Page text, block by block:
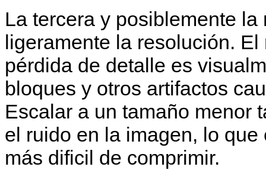
La tercera y posiblemente
ligeramente la resolución.
pérdida de detalle es
bloques y otros artifactos
Escalar a un tamaño menor
el ruido en la imagen, lo
más dificil de comprimir.